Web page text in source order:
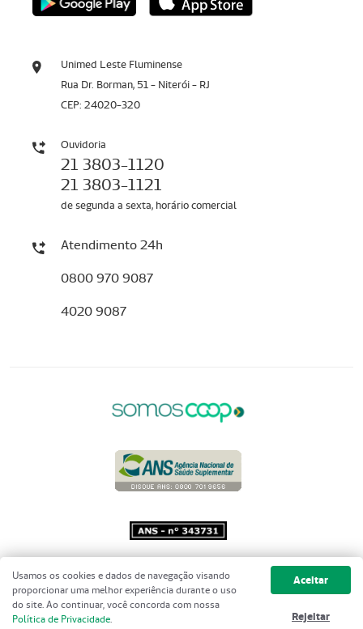
Unimed Leste Fluminense
Rua Dr. Borman, 51 - Niterói - RJ
CEP: 24020-320
Ouvidoria
21 3803-1120
21 3803-1121
de segunda a sexta, horário comercial
Atendimento 24h
0800 970 9087
4020 9087
Copyright 2001 - 2026 Unimed do
Brasil - Todos os direitos reservados
Usamos os cookies e dados de navegação visando
proporcionar uma melhor experiência durante o uso
do site. Ao continuar, você concorda com nossa
Política de Privacidade.
Aceitar
Rejeitar